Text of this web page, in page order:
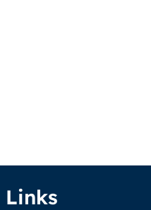
Links